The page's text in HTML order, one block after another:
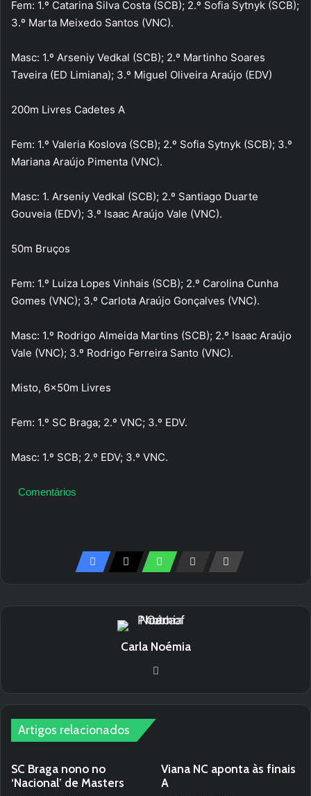
Fem: 1.º Catarina Silva Costa (SCB); 2.º Sofia Sytnyk (SCB);
3.º Marta Meixedo Santos (VNC).
Masc: 1.º Arseniy Vedkal (SCB); 2.º Martinho Soares
Taveira (ED Limiana); 3.º Miguel Oliveira Araújo (EDV)
200m Livres Cadetes A
Fem: 1.º Valeria Koslova (SCB); 2.º Sofia Sytnyk (SCB); 3.º
Mariana Araújo Pimenta (VNC).
Masc: 1. Arseniy Vedkal (SCB); 2.º Santiago Duarte
Gouveia (EDV); 3.º Isaac Araújo Vale (VNC).
50m Bruços
Fem: 1.º Luiza Lopes Vinhais (SCB); 2.º Carolina Cunha
Gomes (VNC); 3.º Carlota Araújo Gonçalves (VNC).
Masc: 1.º Rodrigo Almeida Martins (SCB); 2.º Isaac Araújo
Vale (VNC); 3.º Rodrigo Ferreira Santo (VNC).
Misto, 6x50m Livres
Fem: 1.º SC Braga; 2.º VNC; 3.º EDV.
Masc: 1.º SCB; 2.º EDV; 3.º VNC.
Comentários
Carla Noémia
Artigos relacionados
SC Braga nono no
‘Nacional’ de Masters
Viana NC aponta às finais
A